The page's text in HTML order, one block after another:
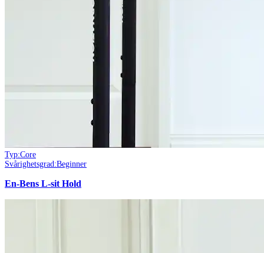
Typ:Core
Svårighetsgrad:Beginner
En-Bens L-sit Hold